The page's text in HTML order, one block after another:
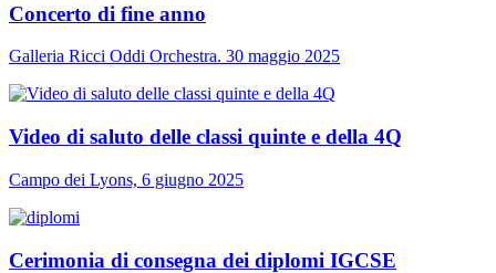
Concerto di fine anno
Galleria Ricci Oddi Orchestra. 30 maggio 2025
Video di saluto delle classi quinte e della 4Q
Campo dei Lyons, 6 giugno 2025
Cerimonia di consegna dei diplomi IGCSE